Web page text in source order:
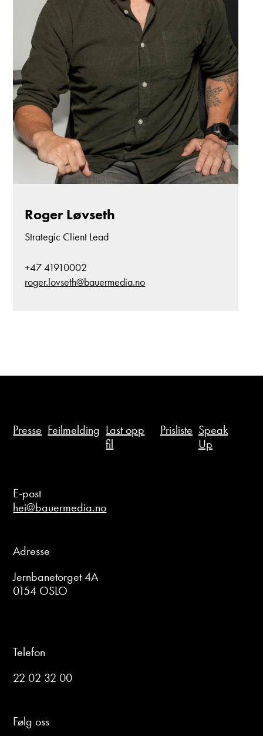
Roger Løvseth
Strategic Client Lead
+47 41910002
roger.lovseth@bauermedia.no
Presse Feilmelding Last opp
fil
Prisliste Speak
Up
E-post
hei@bauermedia.no
Adresse
Jernbanetorget 4A
0154 OSLO
Telefon
22 02 32 00
Følg oss